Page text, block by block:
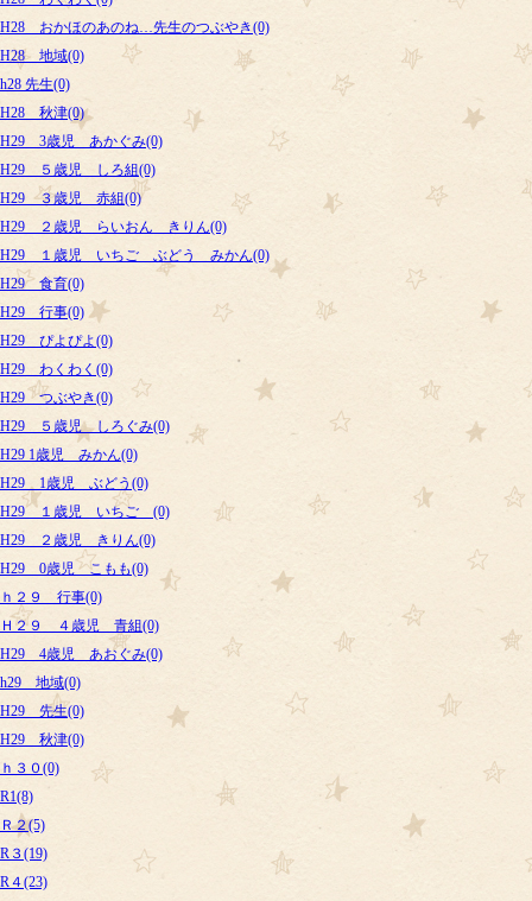
H28 おかほのあのね…先生のつぶやき(0)
H28 地域(0)
h28 先生(0)
H28 秋津(0)
H29 3歳児 あかぐみ(0)
H29 ５歳児 しろ組(0)
H29 ３歳児 赤組(0)
H29 ２歳児 らいおん きりん(0)
H29 １歳児 いちご ぶどう みかん(0)
H29 食育(0)
H29 行事(0)
H29 ぴよぴよ(0)
H29 わくわく(0)
H29 つぶやき(0)
H29 ５歳児 しろぐみ(0)
H29 1歳児 みかん(0)
H29 1歳児 ぶどう(0)
H29 １歳児 いちご (0)
H29 ２歳児 きりん(0)
H29 0歳児 こもも(0)
ｈ２９ 行事(0)
Ｈ２９ ４歳児 青組(0)
H29 4歳児 あおぐみ(0)
h29 地域(0)
H29 先生(0)
H29 秋津(0)
ｈ３０(0)
R1(8)
Ｒ２(5)
R３(19)
R４(23)